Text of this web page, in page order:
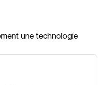
une technologie